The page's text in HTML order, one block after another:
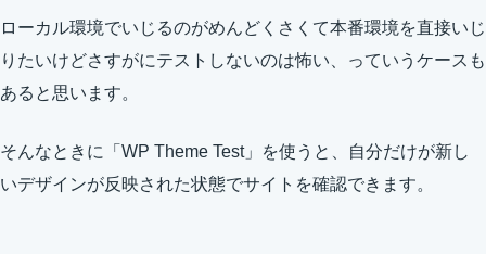
ローカル環境でいじるのがめんどくさくて本番環境を直接いじ
りたいけどさすがにテストしないのは怖い、っていうケースも
あると思います。
そんなときに「WP Theme Test」を使うと、自分だけが新し
いデザインが反映された状態でサイトを確認できます。